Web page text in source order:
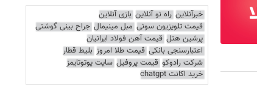
خبرآنلاین راه نو آنلاین بازی آنلاین
قیمت تلویزیون سونی مبل مینیمال جراح بینی گوشتی
پرشین هتل قیمت آهن فولاد ایرانیان
اعتبارسنجی بانکی قیمت طلا امروز بلیط قطار
شرکت رادوکو قیمت پروفیل سایت یوتوتایمز
خرید اکانت chatgpt